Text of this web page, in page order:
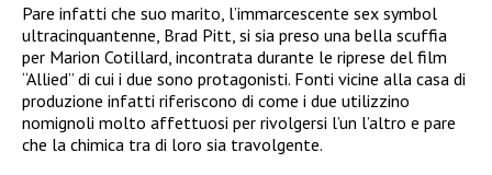
Pare infatti che suo marito, l’immarcescente sex symbol
ultracinquantenne, Brad Pitt, si sia preso una bella scuffia
per Marion Cotillard, incontrata durante le riprese del film
“Allied” di cui i due sono protagonisti. Fonti vicine alla casa di
produzione infatti riferiscono di come i due utilizzino
nomignoli molto affettuosi per rivolgersi l’un l’altro e pare
che la chimica tra di loro sia travolgente.